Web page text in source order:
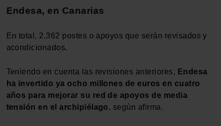
Endesa, en Canarias
En total, 2.362 postes o apoyos que serán revisados y
acondicionados.
Teniendo en cuenta las revisiones anteriores, Endesa
ha invertido ya ocho millones de euros en cuatro
años para mejorar su red de apoyos de media
tensión en el archipiélago, según afirma.